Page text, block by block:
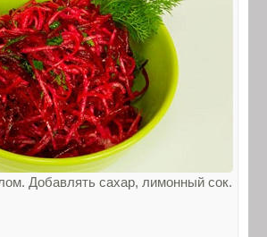
Добавлять сахар, лимонный сок.